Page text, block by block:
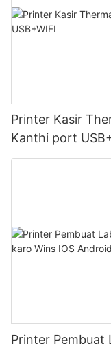
Printer Kasir
Kanthi port
Printer Pembuat